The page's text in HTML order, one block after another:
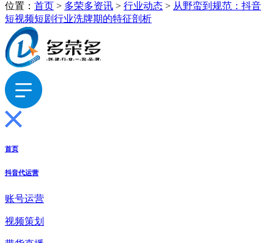
位置： 首页 > 多荣多资讯 > 行业动态 > 从野蛮到规范：抖音
短视频短剧行业洗牌期的特征剖析
首页
抖音代运营
账号运营
视频策划